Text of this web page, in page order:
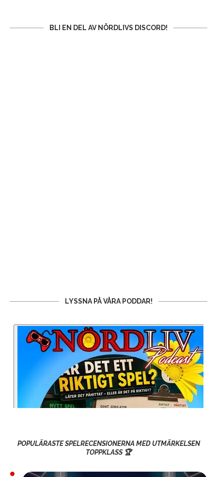
BLI EN DEL AV NÖRDLIVS DISCORD!
LYSSNA PÅ VÅRA PODDAR!
POPULÄRASTE SPELRECENSIONERNA MED UTMÄRKELSEN
TOPPKLASS 🏆